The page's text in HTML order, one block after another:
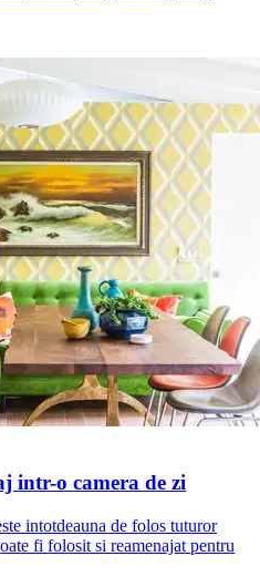
intr-o camera de zi
intotdeauna de folos tuturor
fi folosit si reamenajat pentru